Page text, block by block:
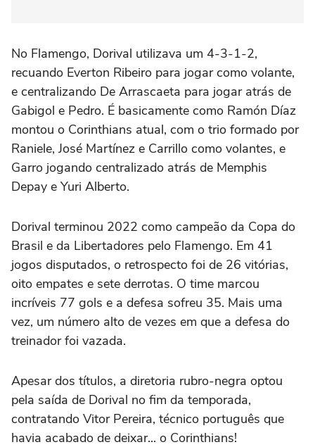
No Flamengo, Dorival utilizava um 4-3-1-2,
recuando Everton Ribeiro para jogar como volante,
e centralizando De Arrascaeta para jogar atrás de
Gabigol e Pedro. É basicamente como Ramón Díaz
montou o Corinthians atual, com o trio formado por
Raniele, José Martínez e Carrillo como volantes, e
Garro jogando centralizado atrás de Memphis
Depay e Yuri Alberto.
Dorival terminou 2022 como campeão da Copa do
Brasil e da Libertadores pelo Flamengo. Em 41
jogos disputados, o retrospecto foi de 26 vitórias,
oito empates e sete derrotas. O time marcou
incríveis 77 gols e a defesa sofreu 35. Mais uma
vez, um número alto de vezes em que a defesa do
treinador foi vazada.
Apesar dos títulos, a diretoria rubro-negra optou
pela saída de Dorival no fim da temporada,
contratando Vitor Pereira, técnico português que
havia acabado de deixar... o Corinthians!